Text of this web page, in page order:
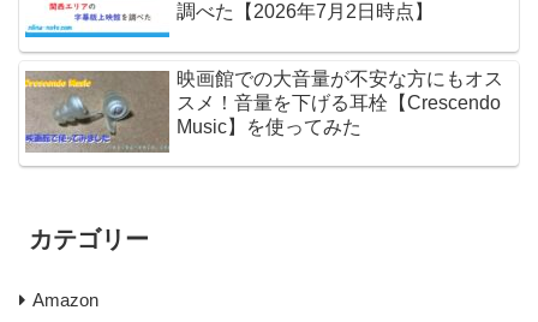
調べた【2026年7月2日時点】
映画館での大音量が不安な方にもオス
スメ！音量を下げる耳栓【Crescendo
Music】を使ってみた
カテゴリー
Amazon